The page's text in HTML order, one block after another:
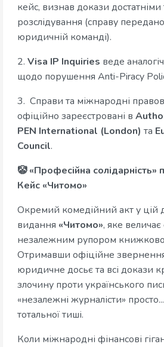
кейс, визнав докази достатніми
розслідування (справу
юридичній команді).
2. Visa IP Inquiries веде
щодо порушення Anti-Piracy
3. Справи та міжнародні
офіційно зареєстровані в
PEN International (London) та
Council.
🤡 «Професійна солідарність»
Кейс «Читомо»
Окремий комедійний акт у цій
видання «Читомо», яке
незалежним рупором книжкової
Отримавши офіційне
юридичне досьє та всі докази
злочину проти українського
«незалежні журналісти»
тотальної тиші.
Коли міжнародні фінансові